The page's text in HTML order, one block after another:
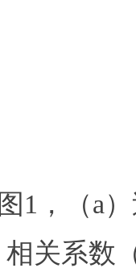
图 1 ，（a
相关系数